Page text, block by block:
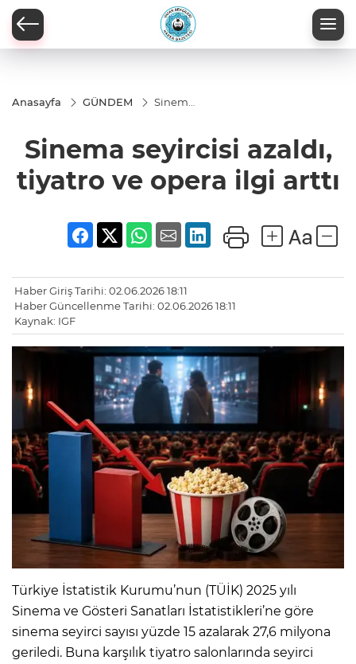
Anasayfa GÜNDEM
Sinema
tiyatro
ve
opera
ilgi arttı
Sinema seyircisi azaldı,
tiyatro ve opera ilgi arttı
Haber Giriş Tarihi: 02.06.2026 18:11
Haber Güncellenme Tarihi: 02.06.2026 18:11
Kaynak: IGF
Türkiye İstatistik Kurumu’nun (TÜİK) 2025 yılı
Sinema ve Gösteri Sanatları İstatistikleri’ne göre
sinema seyirci sayısı yüzde 15 azalarak 27,6 milyona
geriledi. Buna karşılık tiyatro salonlarında seyirci